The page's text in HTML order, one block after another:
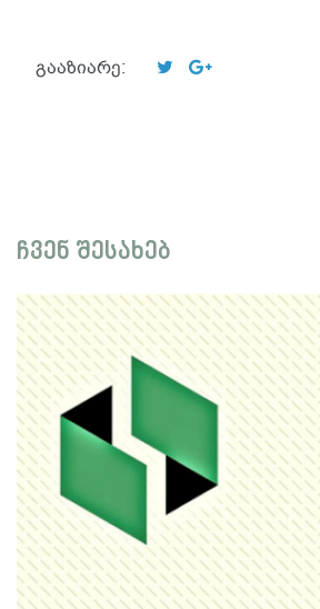
გააზიარე:
ჩვენ შესახებ